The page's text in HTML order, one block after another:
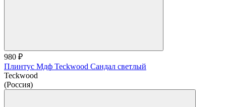
980 ₽
Плинтус Мдф Teckwood Сандал светлый
Teckwood
(Россия)